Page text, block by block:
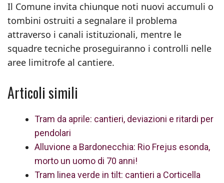
Il Comune invita chiunque noti nuovi accumuli o
tombini ostruiti a segnalare il problema
attraverso i canali istituzionali, mentre le
squadre tecniche proseguiranno i controlli nelle
aree limitrofe al cantiere.
Articoli simili
Tram da aprile: cantieri, deviazioni e ritardi per
pendolari
Alluvione a Bardonecchia: Rio Frejus esonda,
morto un uomo di 70 anni!
Tram linea verde in tilt: cantieri a Corticella